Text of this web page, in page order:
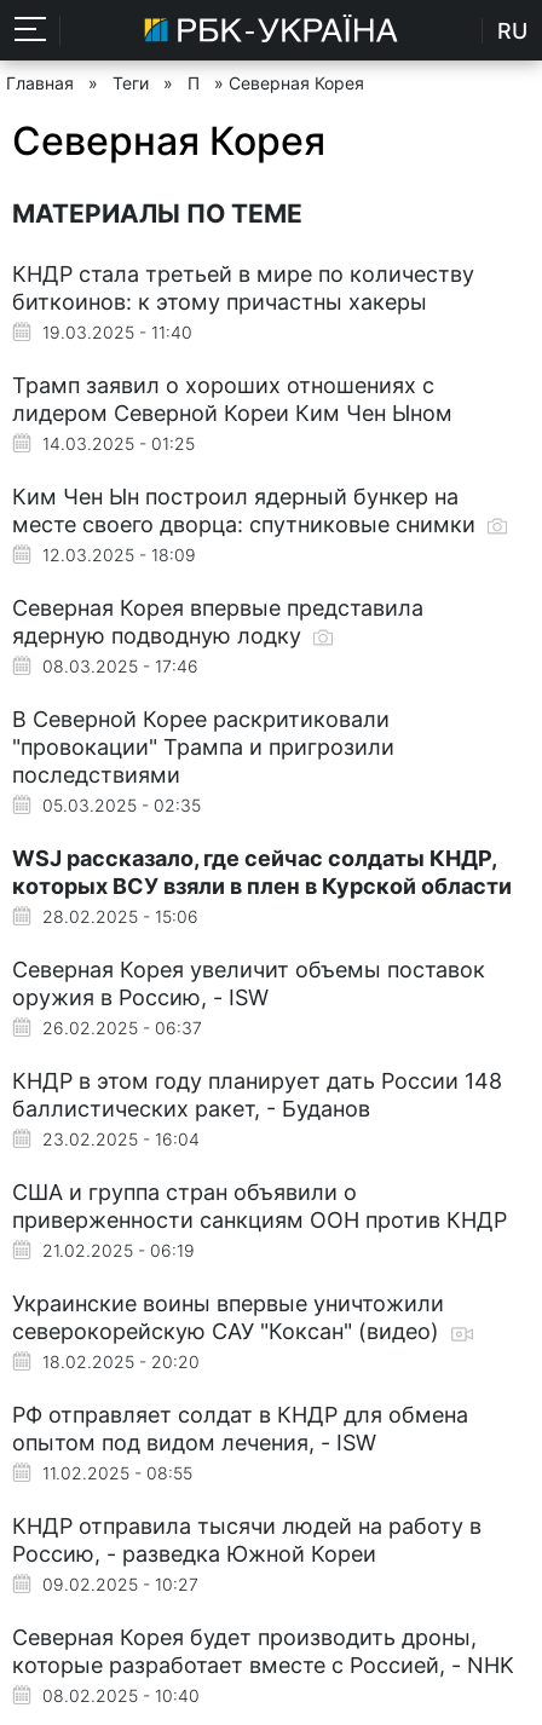
RU
Главная » Теги » П » Северная Корея
Северная Корея
МАТЕРИАЛЫ ПО ТЕМЕ
КНДР стала третьей в мире по количеству
биткоинов: к этому причастны хакеры
19.03.2025 - 11:40
Трамп заявил о хороших отношениях с
лидером Северной Кореи Ким Чен Ыном
14.03.2025 - 01:25
Ким Чен Ын построил ядерный бункер на
месте своего дворца: спутниковые снимки
12.03.2025 - 18:09
Северная Корея впервые представила
ядерную подводную лодку
08.03.2025 - 17:46
В Северной Корее раскритиковали
"провокации" Трампа и пригрозили
последствиями
05.03.2025 - 02:35
WSJ рассказало, где сейчас солдаты КНДР,
которых ВСУ взяли в плен в Курской области
28.02.2025 - 15:06
Северная Корея увеличит объемы поставок
оружия в Россию, - ISW
26.02.2025 - 06:37
КНДР в этом году планирует дать России 148
баллистических ракет, - Буданов
23.02.2025 - 16:04
США и группа стран объявили о
приверженности санкциям ООН против КНДР
21.02.2025 - 06:19
Украинские воины впервые уничтожили
северокорейскую САУ "Коксан" (видео)
18.02.2025 - 20:20
РФ отправляет солдат в КНДР для обмена
опытом под видом лечения, - ISW
11.02.2025 - 08:55
КНДР отправила тысячи людей на работу в
Россию, - разведка Южной Кореи
09.02.2025 - 10:27
Северная Корея будет производить дроны,
которые разработает вместе с Россией, - NHK
08.02.2025 - 10:40